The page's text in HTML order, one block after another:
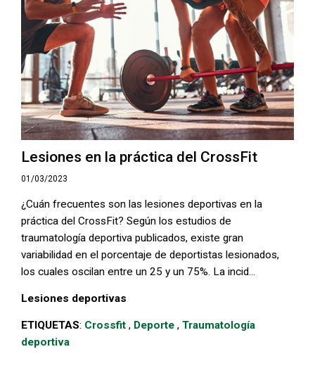
Lesiones en la práctica del CrossFit
01/03/2023
¿Cuán frecuentes son las lesiones deportivas en la
práctica del CrossFit? Según los estudios de
traumatología deportiva publicados, existe gran
variabilidad en el porcentaje de deportistas lesionados,
los cuales oscilan entre un 25 y un 75%. La incid...
Lesiones deportivas
ETIQUETAS: Crossfit , Deporte , Traumatología
deportiva